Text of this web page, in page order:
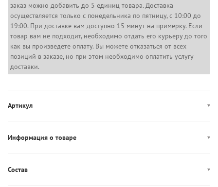
заказ можно добавить до 5 единиц товара. Доставка
осуществляется только с понедельника по пятницу, с 10:00 до
19:00. При доставке вам доступно 15 минут на примерку. Если
товар вам не подходит, необходимо отдать его курьеру до того
как вы произведете оплату. Вы можете отказаться от всех
позиций в заказе, но при этом необходимо оплатить услугу
доставки.
Артикул
Информация о товаре
Состав